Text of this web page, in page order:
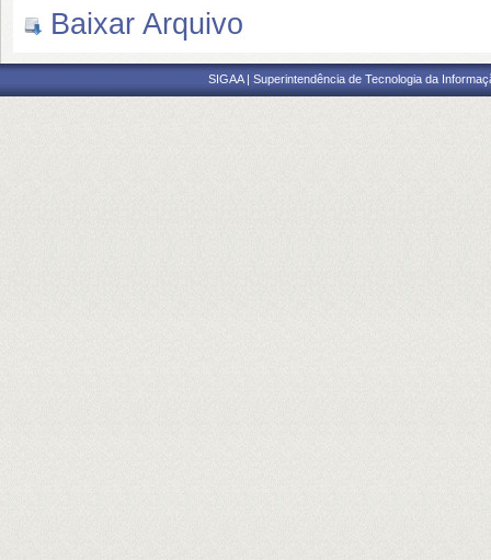
Baixar Arquivo
SIGAA | Superintendência de Tecnologia da